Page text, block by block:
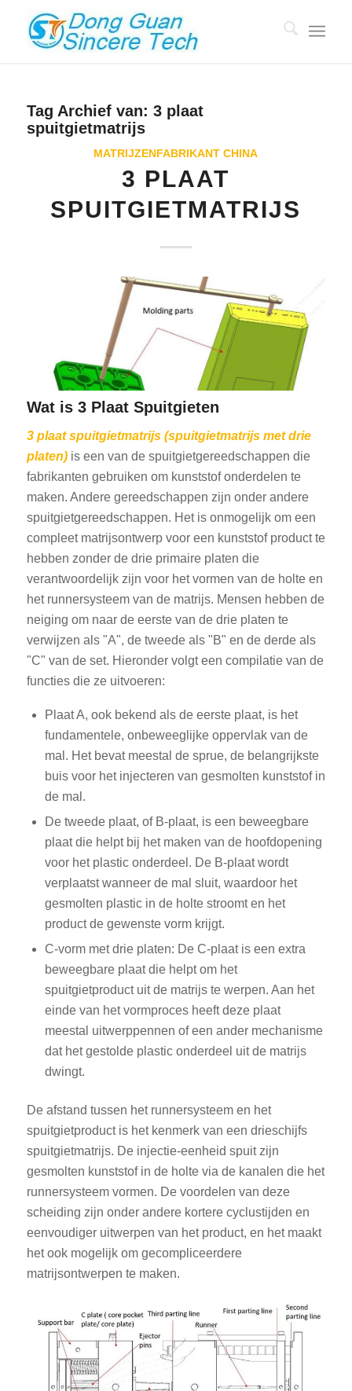
Tag Archief van: 3 plaat
spuitgietmatrijs
MATRIJZENFABRIKANT CHINA
3 PLAAT
SPUITGIETMATRIJS
Wat is 3 Plaat Spuitgieten
3 plaat spuitgietmatrijs(spuitgietmatrijs met drie
platen)is een van de spuitgietgereedschappen die
fabrikanten gebruiken om kunststof onderdelen te
maken. Andere gereedschappen zijn onder andere
spuitgietgereedschappen. Het is onmogelijk om een
compleet matrijsontwerp voor een kunststof product te
hebben zonder de drie primaire platen die
verantwoordelijk zijn voor het vormen van de holte en
het runnersysteem van de matrijs. Mensen hebben de
neiging om naar de eerste van de drie platen te
verwijzen als "A", de tweede als "B" en de derde als
"C" van de set. Hieronder volgt een compilatie van de
functies die ze uitvoeren:
Plaat A, ook bekend als de eerste plaat, is het
fundamentele, onbeweeglijke oppervlak van de
mal. Het bevat meestal de sprue, de belangrijkste
buis voor het injecteren van gesmolten kunststof in
de mal.
De tweede plaat, of B-plaat, is een beweegbare
plaat die helpt bij het maken van de hoofdopening
voor het plastic onderdeel. De B-plaat wordt
verplaatst wanneer de mal sluit, waardoor het
gesmolten plastic in de holte stroomt en het
product de gewenste vorm krijgt.
C-vorm met drie platen: De C-plaat is een extra
beweegbare plaat die helpt om het
spuitgietproduct uit de matrijs te werpen. Aan het
einde van het vormproces heeft deze plaat
meestal uitwerppennen of een ander mechanisme
dat het gestolde plastic onderdeel uit de matrijs
dwingt.
De afstand tussen het runnersysteem en het
spuitgietproduct is het kenmerk van een drieschijfs
spuitgietmatrijs. De injectie-eenheid spuit zijn
gesmolten kunststof in de holte via de kanalen die het
runnersysteem vormen. De voordelen van deze
scheiding zijn onder andere kortere cyclustijden en
eenvoudiger uitwerpen van het product, en het maakt
het ook mogelijk om gecompliceerdere
matrijsontwerpen te maken.